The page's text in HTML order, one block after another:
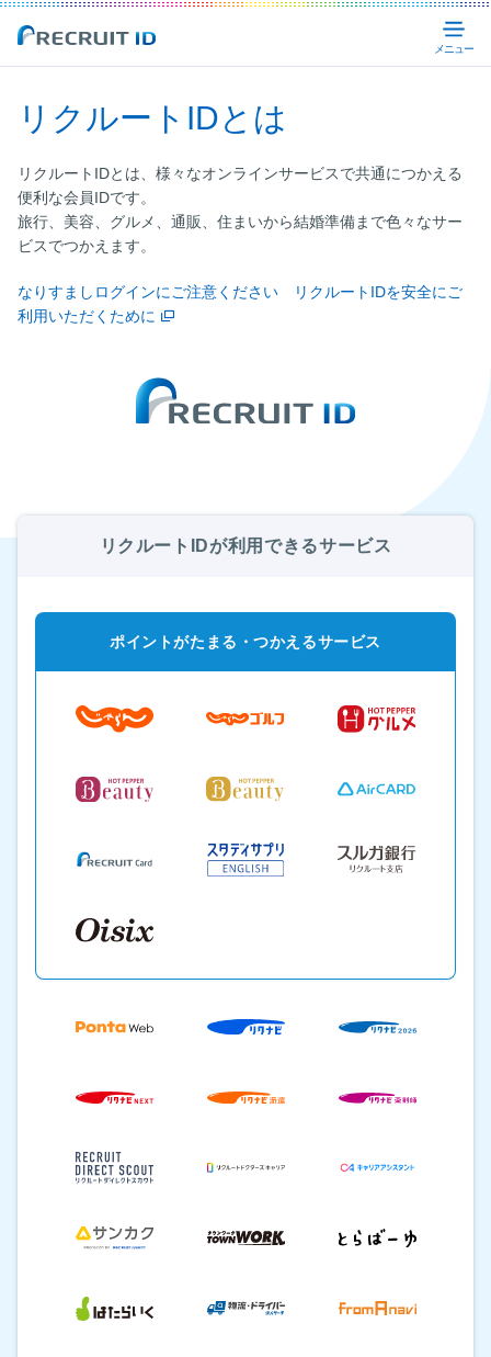
リクルートIDとは
リクルートIDとは、様々なオンラインサービスで共通につかえる
便利な会員IDです。
旅行、美容、グルメ、通販、住まいから結婚準備まで色々なサー
ビスでつかえます。
なりすましログインにご注意ください リクルートIDを安全にご
利用いただくために
リクルートIDが利用できるサービス
ポイントがたまる・つかえるサービス